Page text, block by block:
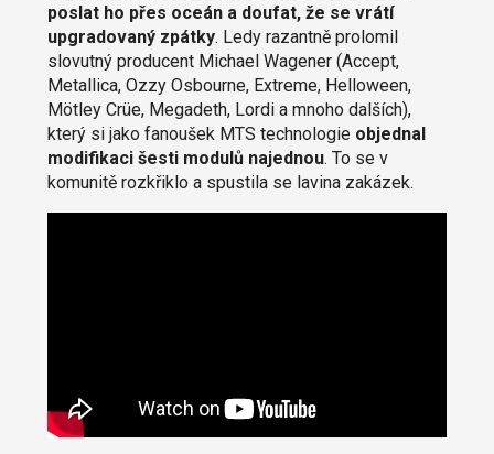
poslat ho přes oceán a doufat, že se vrátí
upgradovaný zpátky. Ledy razantně prolomil
slovutný producent Michael Wagener (Accept,
Metallica, Ozzy Osbourne, Extreme, Helloween,
Mötley Crüe, Megadeth, Lordi a mnoho dalších),
který si jako fanoušek MTS technologie objednal
modifikaci šesti modulů najednou. To se v
komunitě rozkřiklo a spustila se lavina zakázek.